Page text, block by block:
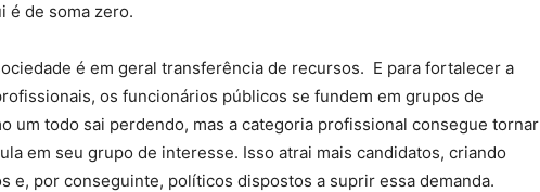
é de soma zero.
é em geral transferência de recursos. E para fortalecer a
os funcionários públicos se fundem em grupos de
um todo sai perdendo, mas a categoria profissional consegue tornar
em seu grupo de interesse. Isso atrai mais candidatos, criando
e, por conseguinte, políticos dispostos a suprir essa demanda.